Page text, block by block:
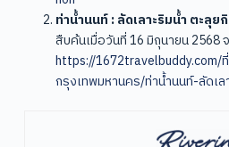
ท่าน้ำนนท์ : ลัดเลาะริมน้ำ ตะลุ
สืบค้นเมื่อวันที่ 16 มิถุนายน 2568
https://1672travelbuddy.com/
กรุงเทพมหานคร/ท่าน้ำนนท์-ลัดเล